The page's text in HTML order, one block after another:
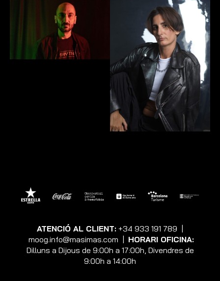
ATENCIÓ AL CLIENT: +34 933 191 789 |
moog.info@masimas.com | HORARI OFICINA:
Dilluns a Dijous de 9:00h a 17:00h, Divendres de
9:00h a 14:00h